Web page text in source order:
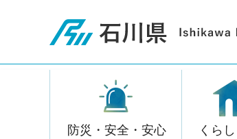
石川県
防災・安全・安心 くら